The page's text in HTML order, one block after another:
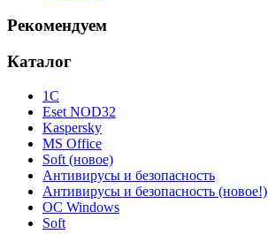
Рекомендуем
Каталог
1С
Eset NOD32
Kaspersky
MS Office
Soft (новое)
Антивирусы и безопасность
Антивирусы и безопасность (новое!)
ОС Windows
Soft